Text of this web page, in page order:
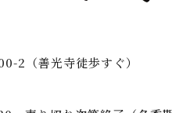
2（善光寺徒歩すぐ）